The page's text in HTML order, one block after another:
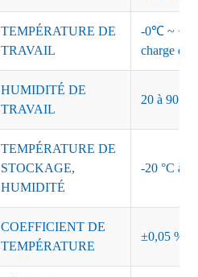
TEMPÉRATURE DE
TRAVAIL
-0℃ ~
charge de
HUMIDITÉ DE
TRAVAIL
20 à 90 %
TEMPÉRATURE DE
STOCKAGE,
HUMIDITÉ
-20 °C à
COEFFICIENT DE
TEMPÉRATURE
±0,05 %/